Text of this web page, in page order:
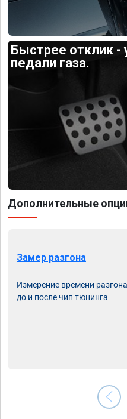
Быстрее отклик -
педали газа.
Дополнительные
Замер разгона
Измерение времени
до и после чип тюнинга